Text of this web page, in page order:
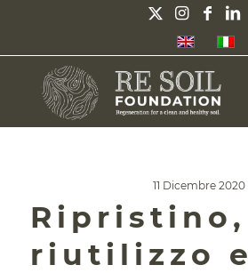
11 Dicembre 2020
Ripristino,
riutilizzo e